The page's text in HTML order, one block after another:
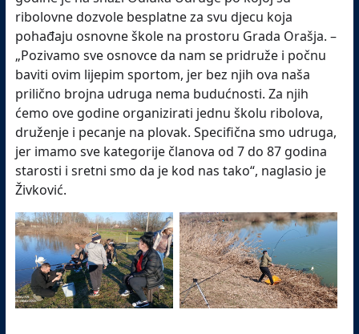
ribolovne dozvole besplatne za svu djecu koja
pohađaju osnovne škole na prostoru Grada Orašja. –
„Pozivamo sve osnovce da nam se pridruže i počnu
baviti ovim lijepim sportom, jer bez njih ova naša
prilično brojna udruga nema budućnosti. Za njih
ćemo ove godine organizirati jednu školu ribolova,
druženje i pecanje na plovak. Specifična smo udruga,
jer imamo sve kategorije članova od 7 do 87 godina
starosti i sretni smo da je kod nas tako“, naglasio je
Živković.